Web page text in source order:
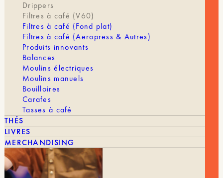
Drippers
Filtres à café (V60)
Filtres à café (Fond plat)
Filtres à café (Aeropress & Autres)
Produits innovants
Balances
Moulins électriques
Moulins manuels
Bouilloires
Carafes
Tasses à café
THÉS
LIVRES
MERCHANDISING
VOUS POURRIEZ AIMER AUSSI
TOUT VOIR